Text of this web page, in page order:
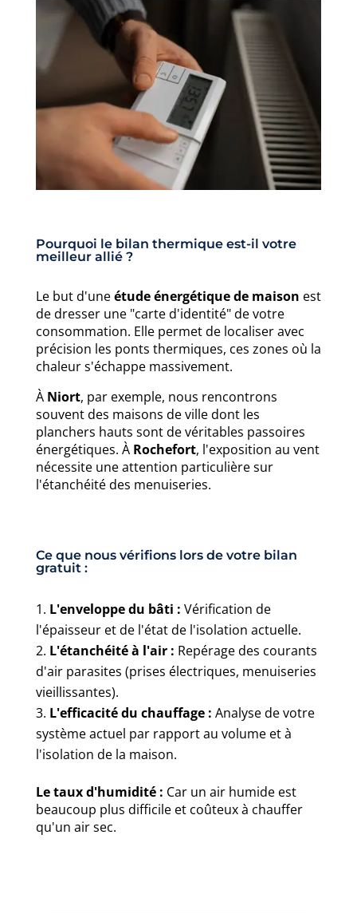
Pourquoi le bilan thermique est-il votre
meilleur allié ?
Le but d'uneétude énergétique de maison est
de dresser une "carte d'identité" de votre
consommation. Elle permet de localiser avec
précision les ponts thermiques, ces zones où la
chaleur s'échappe massivement.
À Niort, par exemple, nous rencontrons
souvent des maisons de ville dont les
planchers hauts sont de véritables passoires
énergétiques. À Rochefort, l'exposition au vent
nécessite une attention particulière sur
l'étanchéité des menuiseries.
Ce que nous vérifions lors de votre bilan
gratuit :
L'enveloppe du bâti : Vérification de
l'épaisseur et de l'état de l'isolation actuelle.
L'étanchéité à l'air : Repérage des courants
d'air parasites (prises électriques, menuiseries
vieillissantes).
L'efficacité du chauffage : Analyse de votre
système actuel par rapport au volume et à
l'isolation de la maison.
Le taux d'humidité : Car un air humide est
beaucoup plus difficile et coûteux à chauffer
qu'un air sec.